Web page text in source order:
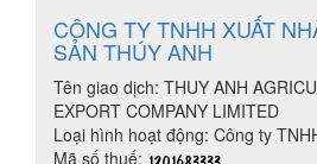
CÔNG TY TNHH XUẤT
SẢN THÚY ANH
Tên giao dịch: THUY ANH
EXPORT COMPANY LIMITED
Loại hình hoạt động: Công ty
Mã số thuế: